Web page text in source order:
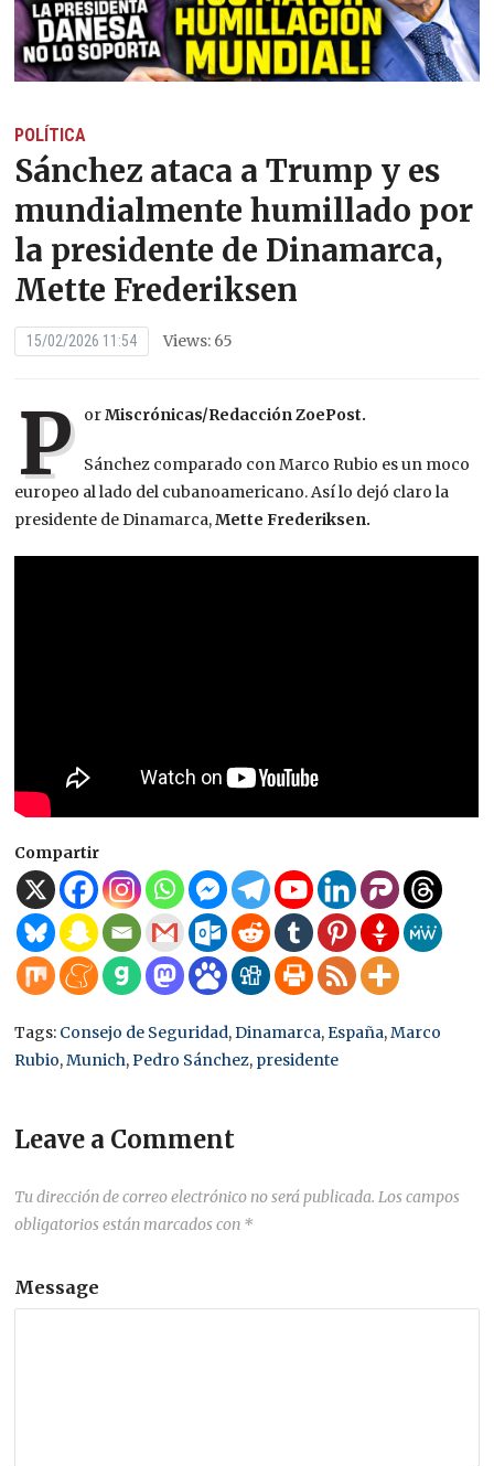
POLÍTICA
Sánchez ataca a Trump y es
mundialmente humillado por
la presidente de Dinamarca,
Mette Frederiksen
15/02/2026 11:54 Views: 65
P orMiscrónicas/Redacción ZoePost.
Sánchez comparado con Marco Rubio es un moco
europeo al lado del cubanoamericano. Así lo dejó claro la
presidente de Dinamarca,Mette Frederiksen.
Compartir
Tags: Consejo de Seguridad,Dinamarca,España,Marco
Rubio,Munich,Pedro Sánchez, presidente
Leave a Comment
Tu dirección de correo electrónico no será publicada. Los campos
obligatorios están marcados con *
Message